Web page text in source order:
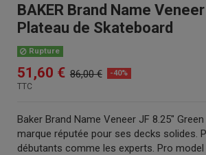
BAKER Brand Name
Plateau de Skateboard
Rupture
51,60 € 86,00 € -40%
TTC
Baker Brand Name Veneer JF 8.25"
marque réputée pour ses decks solides.
débutants comme les experts. Pro